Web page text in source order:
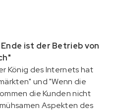
ist der Betrieb von
König des Internets hat
und "Wenn die
die Kunden nicht
Aspekten des